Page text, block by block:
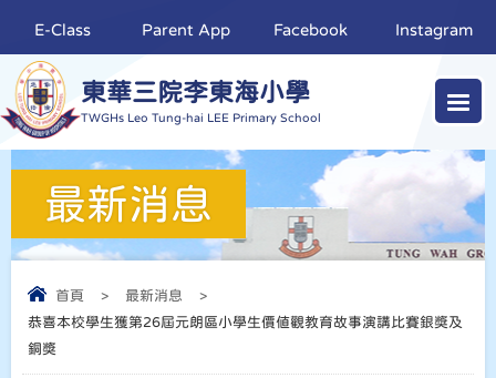
東華三院李東海小學
TWGHs Leo Tung-hai LEE Primary School
E-Class Parent App Facebook Instagram
最新消息
首頁 > 最新消息
>
恭喜本校學生獲第26屆元朗區小學生價值觀教育故事演講比賽銀獎及
銅奬